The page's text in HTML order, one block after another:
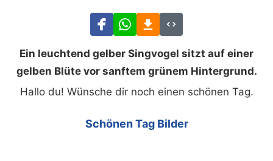
Ein leuchtend gelber Singvogel sitzt auf einer
gelben Blüte vor sanftem grünem Hintergrund.
Hallo du! Wünsche dir noch einen schönen Tag.
Schönen Tag Bilder